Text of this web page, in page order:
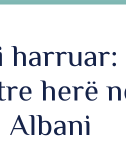
harruar:
herë
Albani